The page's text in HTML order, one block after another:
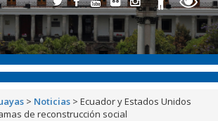
> Noticias > Ecuador y Estados Unidos
de reconstrucción social